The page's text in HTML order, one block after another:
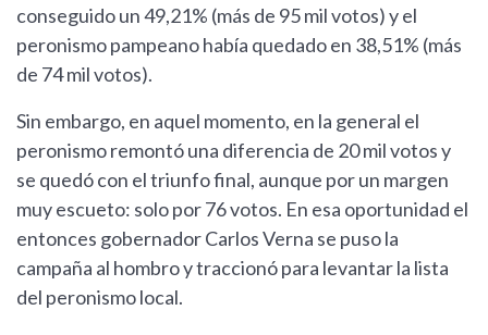
conseguido un 49,21% (más de 95 mil votos) y el
peronismo pampeano había quedado en 38,51% (más
de 74 mil votos).
Sin embargo, en aquel momento, en la general el
peronismo remontó una diferencia de 20 mil votos y
se quedó con el triunfo final, aunque por un margen
muy escueto: solo por 76 votos. En esa oportunidad el
entonces gobernador Carlos Verna se puso la
campaña al hombro y traccionó para levantar la lista
del peronismo local.